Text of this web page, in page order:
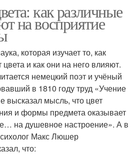
как различные
на восприятие
которая изучает то, как
и как они на него влияют.
немецкий поэт и учёный
в 1810 году труд «Учение
высказал мысль, что цвет
и формы предмета оказывает
на душевное настроение». А в
Макс Люшер
что: